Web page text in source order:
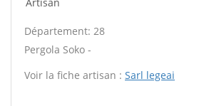
Département: 28
Pergola Soko -
Voir la fiche artisan : Sarl legeai